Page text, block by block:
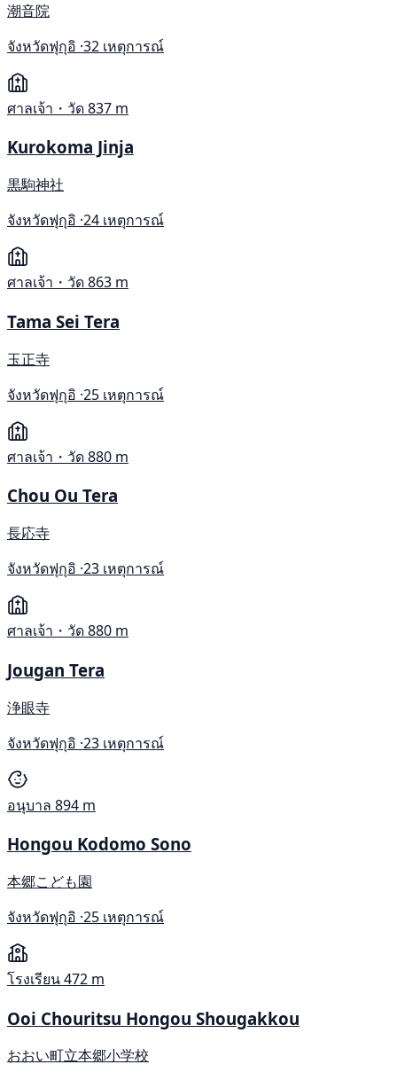
潮音院
จังหวัดฟุกุอิ ·32 เหตุการณ์
ศาลเจ้า・วัด837 m
Kurokoma Jinja
黒駒神社
จังหวัดฟุกุอิ ·24 เหตุการณ์
ศาลเจ้า・วัด863 m
Tama Sei Tera
玉正寺
จังหวัดฟุกุอิ ·25 เหตุการณ์
ศาลเจ้า・วัด880 m
Chou Ou Tera
長応寺
จังหวัดฟุกุอิ ·23 เหตุการณ์
ศาลเจ้า・วัด880 m
Jougan Tera
浄眼寺
จังหวัดฟุกุอิ ·23 เหตุการณ์
อนุบาล 894 m
Hongou Kodomo Sono
本郷こども園
จังหวัดฟุกุอิ ·25 เหตุการณ์
โรงเรียน472 m
Ooi Chouritsu Hongou Shougakkou
おおい町立本郷小学校